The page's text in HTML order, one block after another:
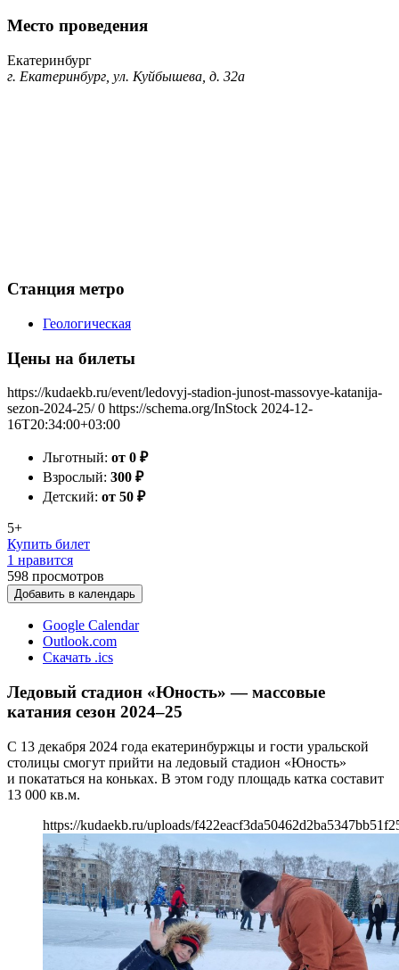
Место проведения
Екатеринбург
г. Екатеринбург, ул. Куйбышева, д. 32а
Станция метро
Геологическая
Цены на билеты
https://kudaekb.ru/event/ledovyj-stadion-junost-massovye-katanija-
sezon-2024-25/ 0 https://schema.org/InStock 2024-12-
16T20:34:00+03:00
Льготный: от 0 ₽
Взрослый: 300 ₽
Детский: от 50 ₽
5+
Купить билет
1 нравится
598 просмотров
Добавить в календарь
Google Calendar
Outlook.com
Скачать .ics
Ледовый стадион «Юность» — массовые
катания сезон 2024–25
С 13 декабря 2024 года екатеринбуржцы и гости уральской
столицы смогут прийти на ледовый стадион «Юность»
и покататься на коньках. В этом году площадь катка составит
13 000 кв.м.
https://kudaekb.ru/uploads/